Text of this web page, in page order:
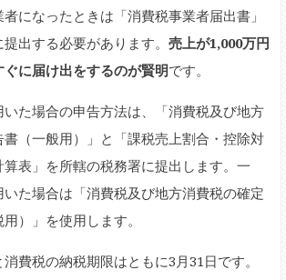
になったときは「消費税事業者届出書」
出する必要があります。 売上が1,000万円
に届け出をするのが賢明です。
いた場合の申告方法は、「消費税及び地方
（一般用）」と「課税売上割合・控除対
表」を所轄の税務署に提出します。一
た場合は「消費税及び地方消費税の確定
）」を使用します。
費税の納税期限はともに3月31日です。